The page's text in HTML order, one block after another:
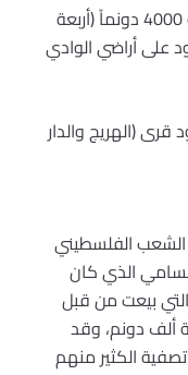
5- باع آل قباني البيروتيون لليهود مساحة 4000 دونماً (أربعة
على أراضي الوادي
قرى (الهريج والدار
الفلسطيني
الذي كان
بيعت من قبل
ألف دونم، وقد
الكثير منهم